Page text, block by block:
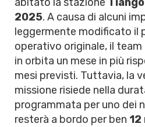
2025. A causa di alcuni
leggermente modificato il
operativo originale, il
in orbita un mese in più
mesi previsti. Tuttavia, la
missione risiede nella
programmata per uno dei
resterà a bordo per ben 12